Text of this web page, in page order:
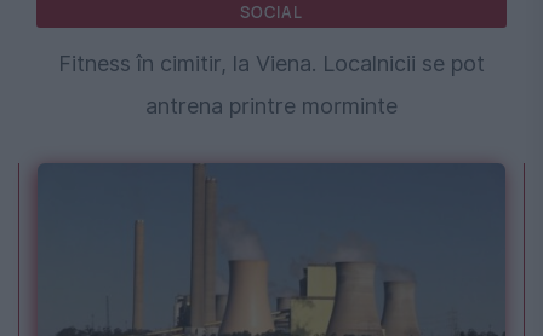
SOCIAL
Fitness în cimitir, la Viena. Localnicii se pot
antrena printre morminte